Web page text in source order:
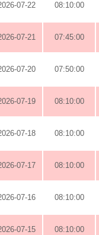
07-22 08:10:00
07-21 07:45:00
07-20 07:50:00
07-19 08:10:00
07-18 08:10:00
07-17 08:10:00
07-16 08:10:00
07-15 08:10:00